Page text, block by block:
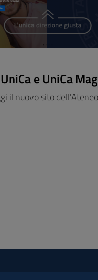
e UniCa
il nuovo sito